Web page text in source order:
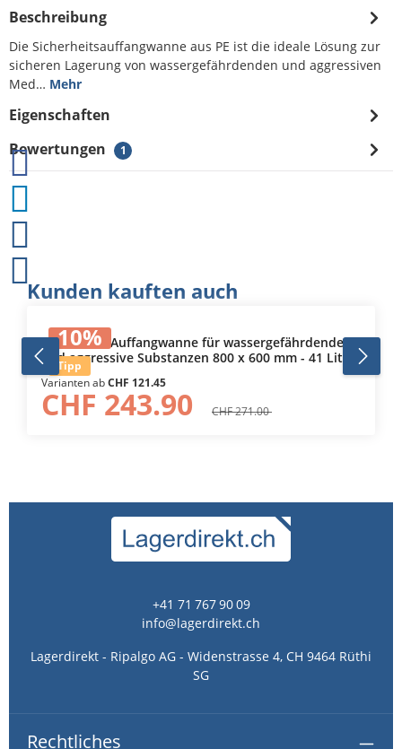
Beschreibung
Die Sicherheitsauffangwanne aus PE ist die ideale Lösung zur
sicheren Lagerung von wassergefährdenden und aggressiven
Med… Mehr
Eigenschaften
Bewertungen
1
Produktgalerie überspringen
Kunden kauften auch
10%
Tipp
Kunststoff-Auffangwanne für wassergefährdende
und aggressive Substanzen 800 x 600 mm - 41 Liter
- mit Gitterrost
Varianten abCHF 121.45
CHF 243.90 CHF 271.00
+41 71 767 90 09
info@lagerdirekt.ch
Lagerdirekt - Ripalgo AG - Widenstrasse 4, CH 9464 Rüthi
SG
Rechtliches